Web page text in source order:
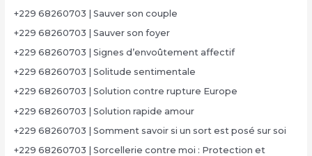
+229 68260703 | Sauver son couple
+229 68260703 | Sauver son foyer
+229 68260703 | Signes d’envoûtement affectif
+229 68260703 | Solitude sentimentale
+229 68260703 | Solution contre rupture Europe
+229 68260703 | Solution rapide amour
+229 68260703 | Somment savoir si un sort est posé sur soi
+229 68260703 | Sorcellerie contre moi : Protection et